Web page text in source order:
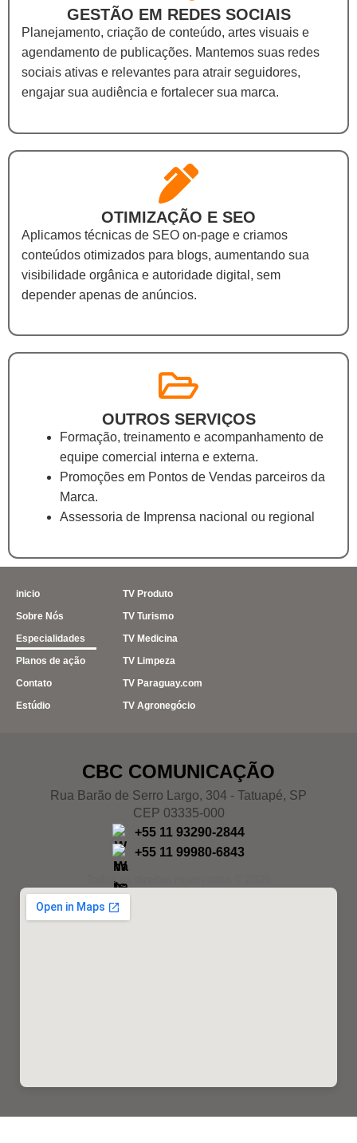
GESTÃO EM REDES SOCIAIS
Planejamento, criação de conteúdo, artes visuais e
agendamento de publicações. Mantemos suas redes
sociais ativas e relevantes para atrair seguidores,
engajar sua audiência e fortalecer sua marca.
OTIMIZAÇÃO E SEO
Aplicamos técnicas de SEO on-page e criamos
conteúdos otimizados para blogs, aumentando sua
visibilidade orgânica e autoridade digital, sem
depender apenas de anúncios.
OUTROS SERVIÇOS
Formação, treinamento e acompanhamento de
equipe comercial interna e externa.
Promoções em Pontos de Vendas parceiros da
Marca.
Assessoria de Imprensa nacional ou regional
inicio
Sobre Nós
Especialidades
Planos de ação
Contato
Estúdio
TV Produto
TV Turismo
TV Medicina
TV Limpeza
TV Paraguay.com
TV Agronegócio
CBC COMUNICAÇÃO
Rua Barão de Serro Largo, 304 - Tatuapé, SP
CEP 03335-000
+55 11 93290-2844
+55 11 99980-6843
Todos os direitos reservados © 2026